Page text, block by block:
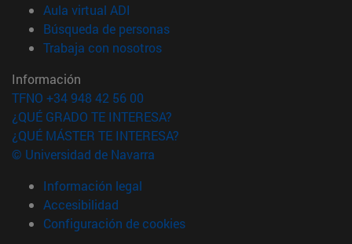
Aula virtual ADI
Búsqueda de personas(abre en nueva ventana)
Trabaja con nosotros(abre en nueva ventana)
Información
TFNO +34 948 42 56 00
¿QUÉ GRADO TE INTERESA?
¿QUÉ MÁSTER TE INTERESA?
© Universidad de Navarra
Información legal
Accesibilidad
Configuración de cookies